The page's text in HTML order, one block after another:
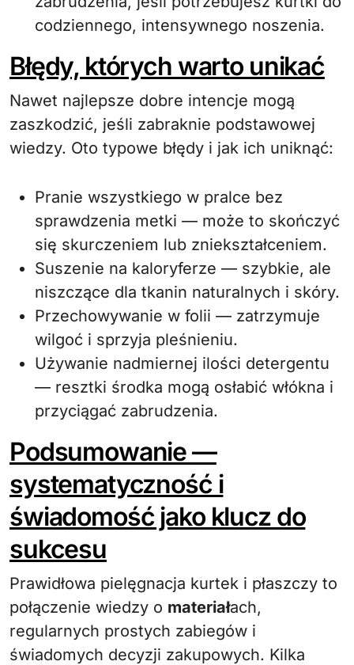
codziennego, intensywnego noszenia.
Błędy, których warto unikać
Nawet najlepsze dobre intencje mogą
zaszkodzić, jeśli zabraknie podstawowej
wiedzy. Oto typowe błędy i jak ich uniknąć:
Pranie wszystkiego w pralce bez
sprawdzenia metki — może to skończyć
się skurczeniem lub zniekształceniem.
Suszenie na kaloryferze — szybkie, ale
niszczące dla tkanin naturalnych i skóry.
Przechowywanie w folii — zatrzymuje
wilgoć i sprzyja pleśnieniu.
Używanie nadmiernej ilości detergentu
— resztki środka mogą osłabić włókna i
przyciągać zabrudzenia.
Podsumowanie —
systematyczność i
świadomość jako klucz do
sukcesu
Prawidłowa pielęgnacja kurtek i płaszczy to
połączenie wiedzy o materiałach,
regularnych prostych zabiegów i
świadomych decyzji zakupowych. Kilka